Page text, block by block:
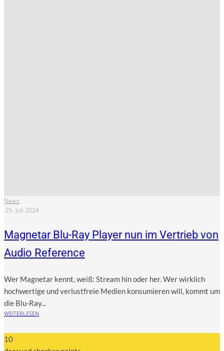
News
·25. Juli 2024
Magnetar Blu-Ray Player nun im Vertrieb von
Audio Reference
Wer Magnetar kennt, weiß: Stream hin oder her. Wer wirk­lich
hoch­wer­ti­ge und ver­lust­freie Medi­en kon­su­mie­ren will, kommt um
die Blu-Ray...
WEITERLESEN
10